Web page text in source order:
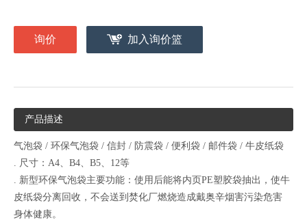
询价 加入询价篮
产品描述
气泡袋 / 环保气泡袋 / 信封 / 防震袋 / 便利袋 / 邮件袋 / 牛皮纸袋
. 尺寸：A4、B4、B5、12等
. 新型环保气泡袋主要功能：使用后能将内页PE塑胶袋抽出，使牛
皮纸袋分离回收，不会送到焚化厂燃烧造成戴奥辛烟害污染危害
身体健康。